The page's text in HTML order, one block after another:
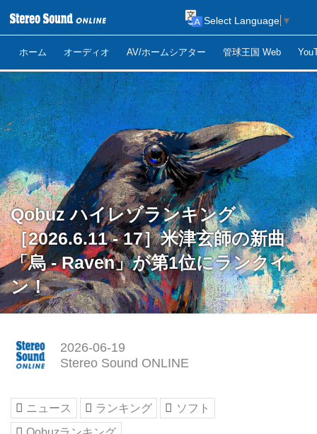
ホーム オーディオ AV/ホームシアター 管球王国 Web
Select Language ▼
Qobuz ハイレゾランキング
［2026.6.11 - 17］米津玄師の新曲
「烏 - Raven」が第1位にランクイ
ン！
2026-06-19
Stereo Sound ONLINE
ニュース ランキング
ソフト